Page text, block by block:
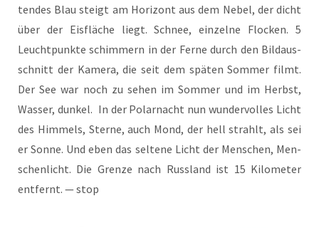
ten­des Blau steigt am Hori­zont aus dem Nebel, der dicht
über der Eis­flä­che liegt. Schnee, ein­zel­ne Flo­cken. 5
Leucht­punk­te schim­mern in der Fer­ne durch den Bild­aus­
schnitt der Kame­ra, die seit dem spä­ten Som­mer filmt.
Der See war noch zu sehen im Som­mer und im Herbst,
Was­ser, dun­kel. In der Polar­nacht nun wun­der­vol­les Licht
des Him­mels, Ster­ne, auch Mond, der hell strahlt, als sei
er Son­ne. Und eben das sel­te­ne Licht der Men­schen, Men­
schen­licht. Die Gren­ze nach Russ­land ist 15 Kilo­me­ter
ent­fernt. — stop